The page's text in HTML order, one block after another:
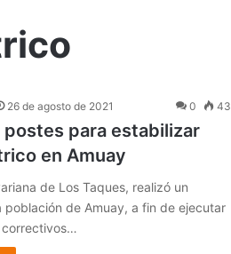
26 de agosto de 2021 0 43
para estabilizar
en Amuay
de Los Taques, realizó un
población de Amuay, a fin de ejecutar
correctivos…